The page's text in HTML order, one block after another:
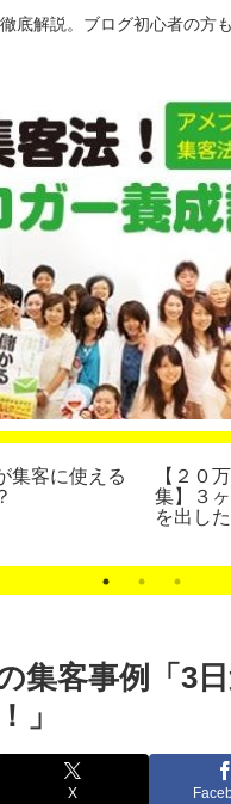
底解説。ブログ初心者の方
集客に使える
【２０
集】３
を出し
集客事例「3
」
X